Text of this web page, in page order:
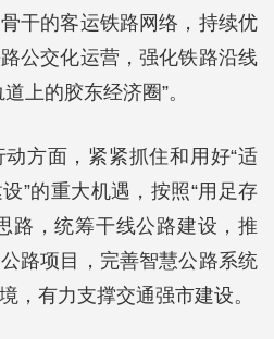
干的客运铁路网络，持续优
公交化运营，强化铁路沿线
上的胶东经济圈”。
方面，紧紧抓住和用好“适
”的重大机遇，按照“用足存
路，统筹干线公路建设，推
路项目，完善智慧公路系统
，有力支撑交通强市建设。